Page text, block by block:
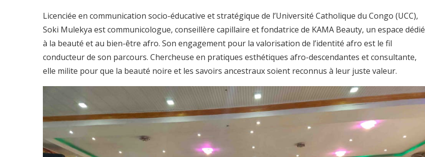
Licenciée en communication socio-éducative et stratégique de l’Université Catholique du Congo (UCC),
Soki Mulekya est communicologue, conseillère capillaire et fondatrice de KAMA Beauty, un espace dédié
à la beauté et au bien-être afro. Son engagement pour la valorisation de l’identité afro est le fil
conducteur de son parcours. Chercheuse en pratiques esthétiques afro-descendantes et consultante,
elle milite pour que la beauté noire et les savoirs ancestraux soient reconnus à leur juste valeur.